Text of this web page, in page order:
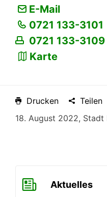
E-Mail
0721 133-3101
0721 133-3109
Karte
Drucken
Teilen
18. August 2022, Stadt
Aktuelles